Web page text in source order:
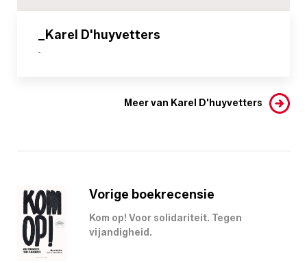
_Karel D'huyvetters
-
Meer van Karel D'huyvetters
Vorige boekrecensie
Kom op! Voor solidariteit. Tegen
vijandigheid.